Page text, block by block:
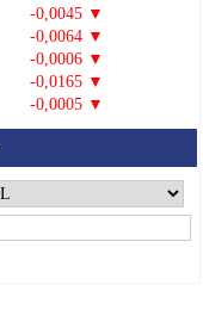
-0,0045 ▼
-0,0064 ▼
-0,0006 ▼
-0,0165 ▼
-0,0005 ▼